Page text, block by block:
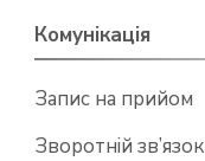
Комунікація
Запис на прийом
Зворотній зв’язок